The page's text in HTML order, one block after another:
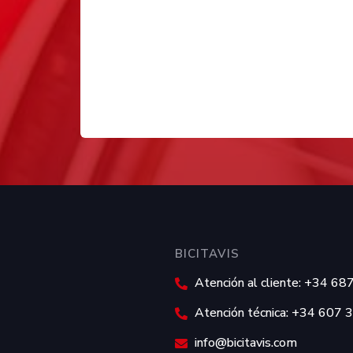
BICITAVIS
Atención al cliente: +34
Atención técnica: +34 607
info@bicitavis.com